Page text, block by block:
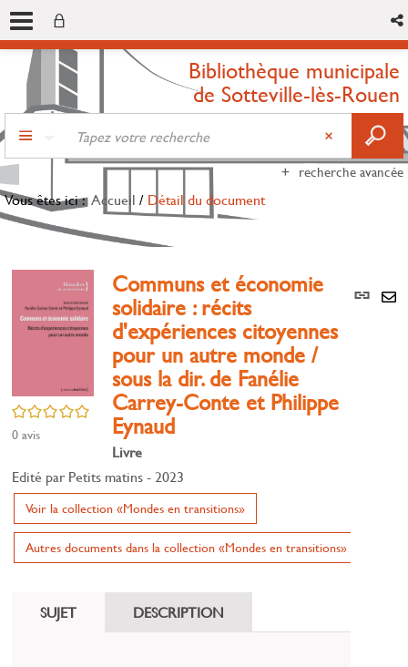
Bibliothèque municipale
de Sotteville-lès-Rouen
recherche avancée
Vous êtes ici : Accueil / Détail du document
Lien
/5
0avis
Communs et économie
solidaire : récits
d'expériences citoyennes
pour un autre monde /
sous la dir. de Fanélie
Carrey-Conte et Philippe
Eynaud
Livre
Edité par Petits matins- 2023
Voir la collection «Mondes en transitions»
Autres documents dans la collection «Mondes en transitions»
SUJET DESCRIPTION